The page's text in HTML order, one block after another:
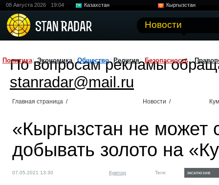
08 Августа 2026 19:04 Казахстан
Кыргызстан
Новости
Политика Экономика Общество Религия Безопасность
По вопросам рекламы
stanradar@mail.ru
Главная страница / Новости /
«Кыргызстан не может
добывать золото на
07.05.2021 13:30 Кумтор Теги: эксклюзив